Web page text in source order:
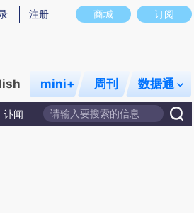
意图存在偏差。不代表财新观点和立场。推荐点
商城 订阅
注册
mini+ 周刊 数据通
讣闻